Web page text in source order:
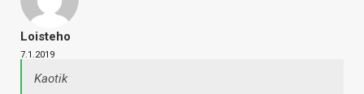
Loisteho
7.1.2019
Kaotik